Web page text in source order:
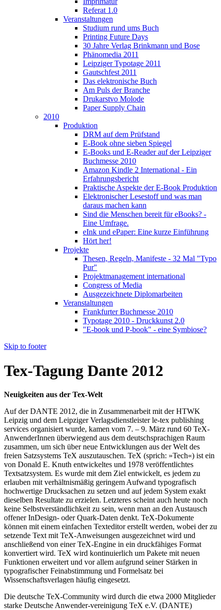
Referat 1.0
Veranstaltungen
Studium rund ums Buch
Printing Future Days
30 Jahre Verlag Brinkmann und Bose
Phänomedia 2011
Leipziger Typotage 2011
Gautschfest 2011
Das elektronische Buch
Am Puls der Branche
Drukarstvo Molode
Paper Supply Chain
2010
Produktion
DRM auf dem Prüfstand
E-Book ohne sieben Spiegel
E-Books und E-Reader auf der Leipziger
Buchmesse 2010
Amazon Kindle 2 International - Ein
Erfahrungsbericht
Praktische Aspekte der E-Book Produktion
Elektronischer Lesestoff und was man
daraus machen kann
Sind die Menschen bereit für eBooks? -
Eine Umfrage.
eInk und ePaper: Eine kurze Einführung
Hört her!
Projekte
Thesen, Regeln, Manifeste - 32 Mal "Typo
Pur"
Projektmanagement international
Congress of Media
Ausgezeichnete Diplomarbeiten
Veranstaltungen
Frankfurter Buchmesse 2010
Typotage 2010 - Druckkunst 2.0
"E-book und P-book" - eine Symbiose?
Skip to footer
Tex-Tagung Dante 2012
Neuigkeiten aus der Tex-Welt
Auf der DANTE 2012, die in Zusammenarbeit mit der HTWK
Leipzig und dem Leipziger Verlagsdienstleister le-tex publishing
services organisiert wurde, kamen vom 7. – 9. März rund 60 TeX-
AnwenderInnen überwiegend aus dem deutschsprachigen Raum
zusammen, um sich über neue Entwicklungen aus der Welt des
freien Satzsystems TeX auszutauschen. TeX (sprich: »Tech«) ist ein
von Donald E. Knuth entwickeltes und 1978 veröffentlichtes
Textsatzsystem. Es wurde mit dem Ziel entwickelt, es jedem zu
erlauben mit verhältnismäßig geringem Aufwand typografisch
hochwertige Drucksachen zu setzen und auf jedem System exakt
dieselben Resultate zu erzielen. Letzteres scheint auch heute noch
keine Selbstverständlichkeit zu sein, wenn man an den Austausch
offener InDesign- oder Quark-Daten denkt. TeX-Dokumente
können mit einem einfachen Texteditor erstellt werden, wobei der zu
setzende Text mit TeX-Anweisungen ausgezeichnet wird und
anschließend von einer TeX-Engine in ein druckfähiges Format
konvertiert wird. TeX wird kontinuierlich um Pakete mit neuen
Funktionen erweitert und vor allem aufgrund seiner Stärken in
typografischer Feinabstimmung und Formelsatz bei
Wissenschaftsverlagen häufig eingesetzt.
Die deutsche TeX-Community wird durch die etwa 2000 Mitglieder
starke Deutsche Anwender-vereinigung TeX e.V. (DANTE)